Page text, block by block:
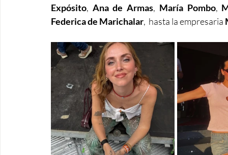
Expósito, Ana de Armas, María Pombo,
Federica de Marichalar,  hasta la empresaria